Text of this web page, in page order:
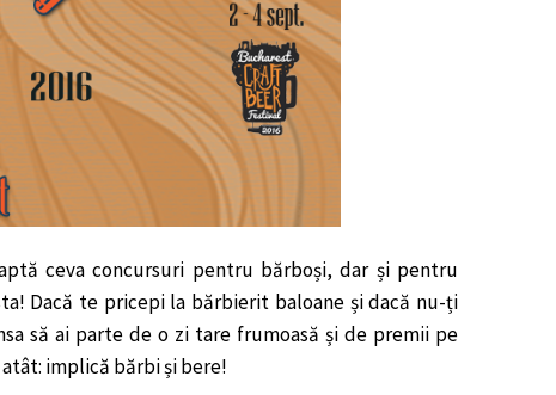
ceva concursuri pentru bărboși, dar și pentru
Dacă te pricepi la bărbierit baloane și dacă nu-ți
să ai parte de o zi tare frumoasă și de premii pe
implică bărbi și bere!